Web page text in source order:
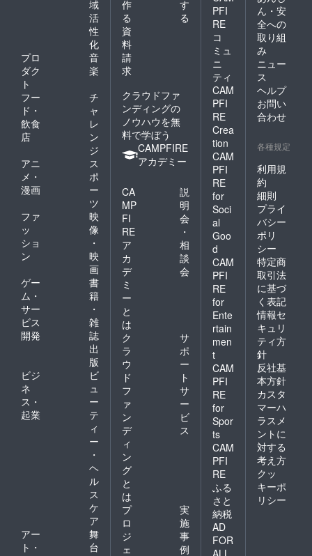
域
活
性
化
プロ
ダク
ト
音
楽
フー
ド・
飲食
店
チ
ャ
レ
ン
ジ
アニ
メ・
漫画
ス
ポ
ー
ツ
ファ
ッ
ショ
ン
映
像
・
映
画
ゲー
ム・
サー
ビス
開発
書
籍
・
雑
誌
出
版
ビジ
ネ
ス・
起業
ビ
ュ
ー
テ
ィ
ー
・
ヘ
ル
ス
ケ
ア
アー
ト・
舞
台
作
る
す
る
資
料
請
求
クラウドファ
ンディングの
ノウハウを無
料で学ぼう
CAMPFIRE
アカデミー
CA
MP
FI
RE
ア
カ
デ
ミ
ー
と
は
説
明
会
・
相
談
会
ク
ラ
ウ
ド
フ
ァ
ン
デ
ィ
ン
グ
と
は
サ
ポ
ー
ト
サ
ー
ビ
ス
プ
ロ
ジ
ェ
実
施
事
例
PFI
RE
コ
ミュ
ニ
ティ
CAM
PFI
RE
Crea
tion
CAM
PFI
RE
for
Soci
al
Goo
d
CAM
PFI
RE
for
Ente
rtain
men
t
CAM
PFI
RE
for
Spor
ts
CAM
PFI
RE
ふる
さと
納税
AD
FOR
ALL
ん・安
全への
取り組
み
ニュー
ス
ヘルプ
お問い
合わせ
各種規定
利用規
約
細則
プライ
バシー
ポリ
シー
特定商
取引法
に基づ
く表記
情報セ
キュリ
ティ方
針
反社基
本方針
カスタ
マーハ
ラスメ
ントに
対する
考え方
クッ
キーポ
リシー